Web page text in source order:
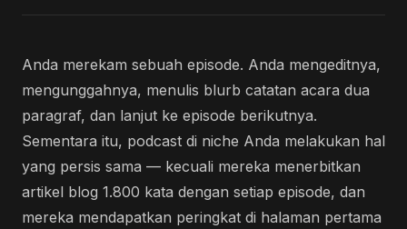
Anda merekam sebuah episode. Anda mengeditnya,
mengunggahnya, menulis blurb catatan acara dua
paragraf, dan lanjut ke episode berikutnya.
Sementara itu, podcast di niche Anda melakukan hal
yang persis sama — kecuali mereka menerbitkan
artikel blog 1.800 kata dengan setiap episode, dan
mereka mendapatkan peringkat di halaman pertama